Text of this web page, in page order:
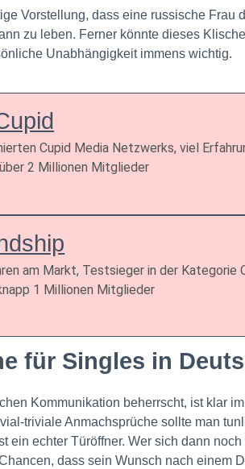
Vorstellung, dass eine russische Frau
zu leben. Ferner könnte dieses
Unabhängigkeit immens wichtig.
Cupid Media Netzwerks, viel
2 Millionen Mitglieder
am Markt, Testsieger in der Kategorie
1 Millionen Mitglieder
für Singles in
Kommunikation beherrscht, ist klar
triviale Anmachsprüche sollte man
ein echter Türöffner. Wer sich dann
dass sein Wunsch nach einem